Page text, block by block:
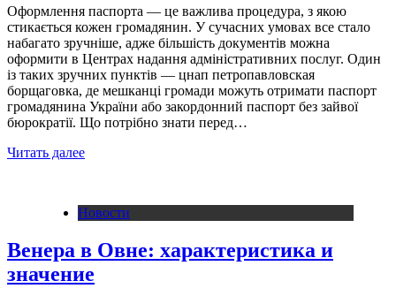
Оформлення паспорта — це важлива процедура, з якою
стикається кожен громадянин. У сучасних умовах все стало
набагато зручніше, адже більшість документів можна
оформити в Центрах надання адміністративних послуг. Один
із таких зручних пунктів — цнап петропавловская
борщаговка, де мешканці громади можуть отримати паспорт
громадянина України або закордонний паспорт без зайвої
бюрократії. Що потрібно знати перед…
Читать далее
Новости
Венера в Овне: характеристика и
значение